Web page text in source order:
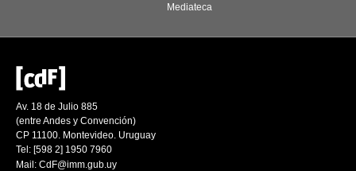
Mediateca
Av. 18 de Julio 885
(entre Andes y Convención)
CP 11100. Montevideo. Uruguay
Tel: [598 2] 1950 7960
Mail: CdF@imm.gub.uy